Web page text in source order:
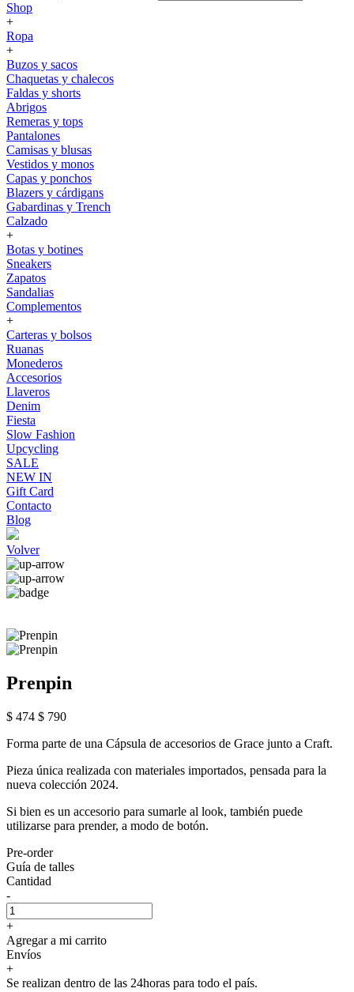
Shop
+
Ropa
+
Buzos y sacos
Chaquetas y chalecos
Faldas y shorts
Abrigos
Remeras y tops
Pantalones
Camisas y blusas
Vestidos y monos
Capas y ponchos
Blazers y cárdigans
Gabardinas y Trench
Calzado
+
Botas y botines
Sneakers
Zapatos
Sandalias
Complementos
+
Carteras y bolsos
Ruanas
Monederos
Accesorios
Llaveros
Denim
Fiesta
Slow Fashion
Upcycling
SALE
NEW IN
Gift Card
Contacto
Blog
Volver
Prenpin
$ 474 $ 790
Forma parte de una Cápsula de accesorios de Grace junto a Craft.
Pieza única realizada con materiales importados, pensada para la
nueva colección 2024.
Si bien es un accesorio para sumarle al look, también puede
utilizarse para prender, a modo de botón.
Pre-order
Guía de talles
Cantidad
-
+
Agregar a mi carrito
Envíos
+
Se realizan dentro de las 24horas para todo el país.